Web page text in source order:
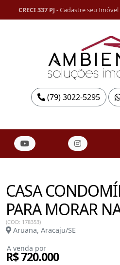
CRECI 337 PJ -Cadastre seu Imóvel
(79) 3022-5295
CASA
PARA MORAR
(COD: 178353)
Aruana, Aracaju/SE
A venda por
R$ 720.000